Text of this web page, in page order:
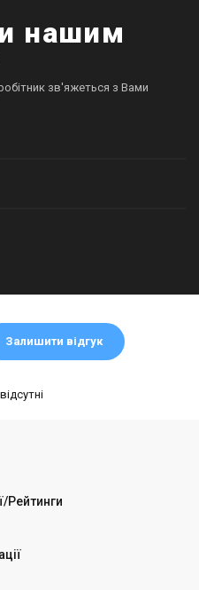
нашим
зв'яжеться з Вами
Залишити відгук
Рейтинги